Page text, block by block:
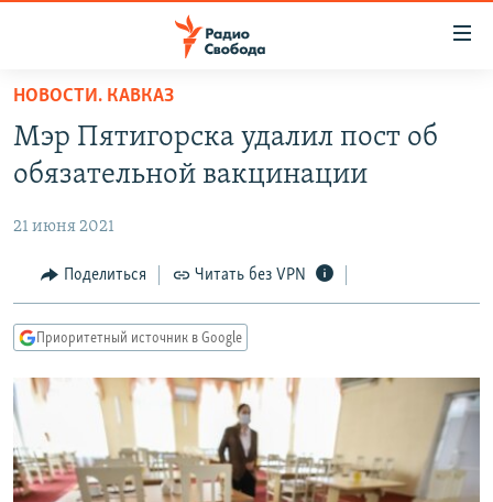
упрощенного
доступа
Вернуться
основному
Вернутся
главной
навигации
Вернутся
поиску
ПОДКАСТЫ
ЦИТАТЫ СВОБОДЫ
МНЕНИЯ
IDEL.РЕАЛИИ
КАВКАЗ.РЕАЛИИ
СЕВЕР.РЕАЛИИ
СИБИРЬ.РЕАЛИИ
НОВОСТИ. КАВКАЗ
Мэр Пятигорска удалил пост об
обязательной вакцинации
21 июня 2021
Поделиться Читать без VPN
Приоритетный источник в Google